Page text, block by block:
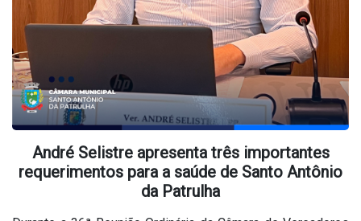
André Selistre apresenta três importantes
requerimentos para a saúde de Santo Antônio
da Patrulha